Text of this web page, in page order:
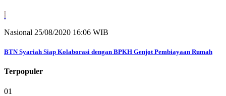
Nasional 25/08/2020 16:06 WIB
BTN Syariah Siap Kolaborasi dengan BPKH Genjot Pembiayaan Rumah
Terpopuler
01